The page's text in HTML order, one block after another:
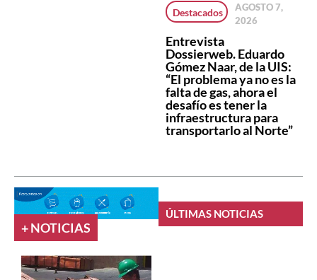
Cayeron en Salta
los
patentamientos
de vehículos 0km.
durante el mes de
julio
Destacados
AGOSTO 7,
2026
Entrevista
Dossierweb. Eduardo
Gómez Naar, de la UIS:
“El problema ya no es la
falta de gas, ahora el
desafío es tener la
infraestructura para
transportarlo al Norte”
+ NOTICIAS
ÚLTIMAS NOTICIAS